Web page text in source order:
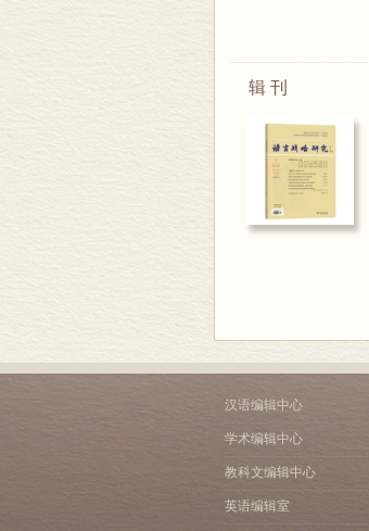
辑 刊
汉语编辑中心
学术编辑中心
教科文编辑中心
英语编辑室